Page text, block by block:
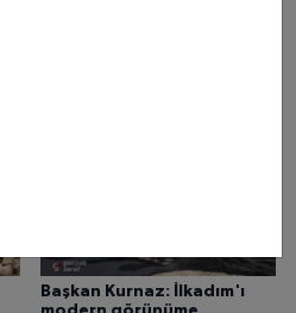
Başkan Kurnaz: İlkadım'ı